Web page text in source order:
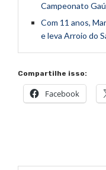
Campeonato
Com 11 anos,
e leva Arroio do
Compartilhe isso:
Facebook